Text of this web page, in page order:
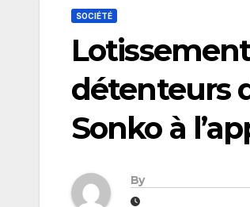
SOCIÉTÉ
détenteurs
Sonko à
By